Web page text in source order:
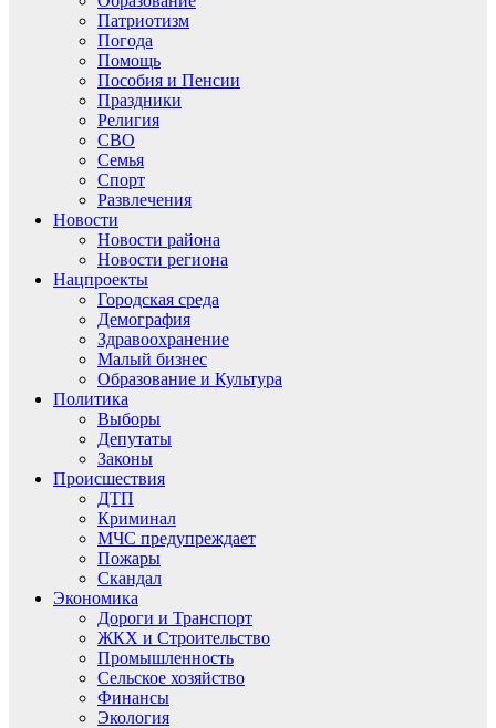
Патриотизм
Погода
Помощь
Пособия и Пенсии
Праздники
Религия
СВО
Семья
Спорт
Развлечения
Новости
Новости района
Новости региона
Нацпроекты
Городская среда
Демография
Здравоохранение
Малый бизнес
Образование и Культура
Политика
Выборы
Депутаты
Законы
Происшествия
ДТП
Криминал
МЧС предупреждает
Пожары
Скандал
Экономика
Дороги и Транспорт
ЖКХ и Строительство
Промышленность
Сельское хозяйство
Финансы
Экология